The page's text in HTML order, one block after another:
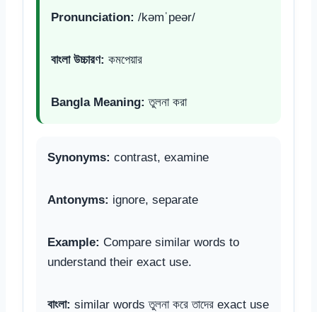
Pronunciation: /kəmˈpeər/
বাংলা উচ্চারণ: কমপেয়ার
Bangla Meaning: তুলনা করা
Synonyms: contrast, examine
Antonyms: ignore, separate
Example: Compare similar words to
understand their exact use.
বাংলা: similar words তুলনা করে তাদের exact use